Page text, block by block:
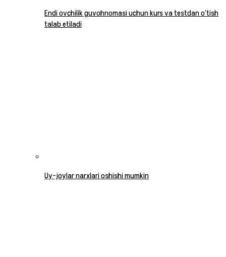
Endi ovchilik guvohnomasi uchun kurs va testdan o‘tish
talab etiladi
Uy-joylar narxlari oshishi mumkin